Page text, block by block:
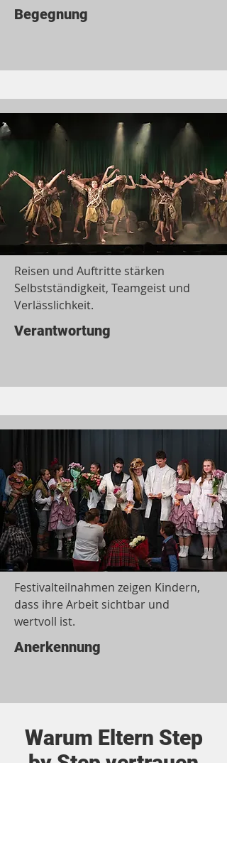
Begegnung
Reisen und Auftritte stärken
Selbstständigkeit, Teamgeist und
Verlässlichkeit.
Verantwortung
Festivalteilnahmen zeigen Kindern,
dass ihre Arbeit sichtbar und
wertvoll ist.
Anerkennung
Warum Eltern Step
by Step vertrauen